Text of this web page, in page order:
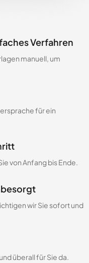
Verfahren
manuell, um
für ein
von Anfang bis Ende.
wir Sie sofort und
überall für Sie da.